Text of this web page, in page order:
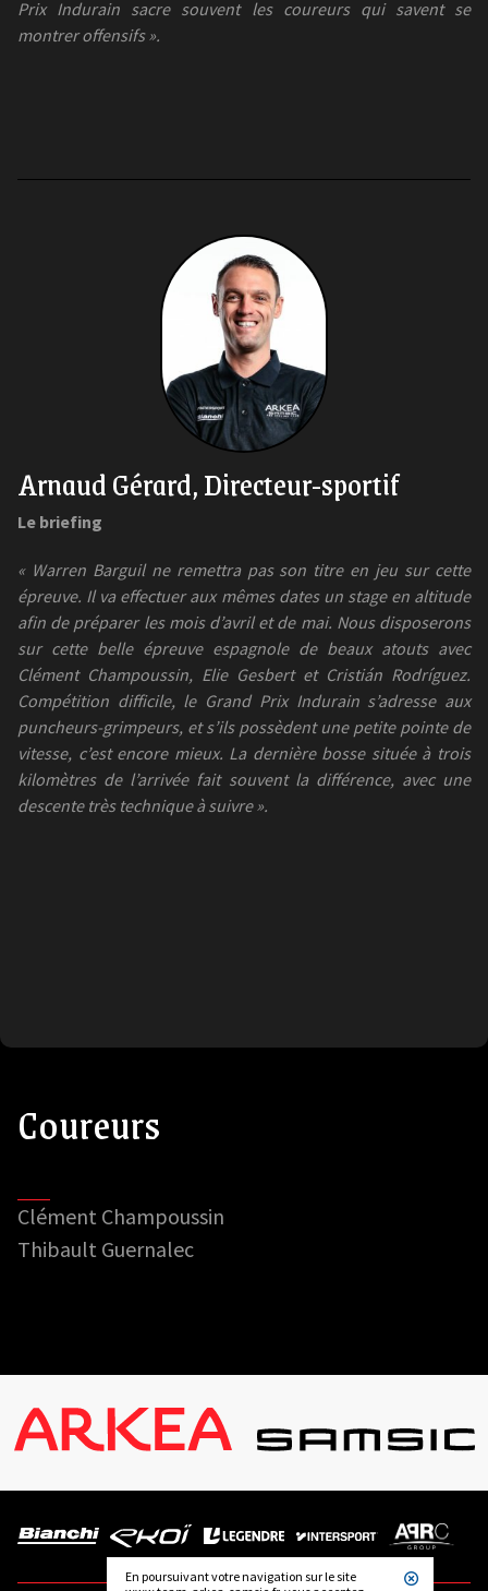
En poursuivant votre navigation sur le site
Prix Indurain sacre souvent les coureurs qui savent se
montrer offensifs ».
Arnaud Gérard, Directeur-sportif
Le briefing
« Warren Barguil ne remettra pas son titre en jeu sur cette
épreuve. Il va effectuer aux mêmes dates un stage en altitude
afin de préparer les mois d’avril et de mai. Nous disposerons
sur cette belle épreuve espagnole de beaux atouts avec
Clément Champoussin, Elie Gesbert et Cristián Rodríguez.
Compétition difficile, le Grand Prix Indurain s’adresse aux
puncheurs-grimpeurs, et s’ils possèdent une petite pointe de
vitesse, c’est encore mieux. La dernière bosse située à trois
kilomètres de l’arrivée fait souvent la différence, avec une
descente très technique à suivre ».
Coureurs
Clément Champoussin
Thibault Guernalec